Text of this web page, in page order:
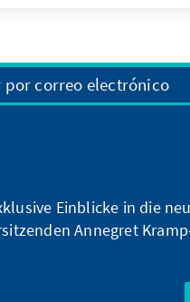
der Familienpolitik in
por correo electrónico
Einblicke in die
Annegret